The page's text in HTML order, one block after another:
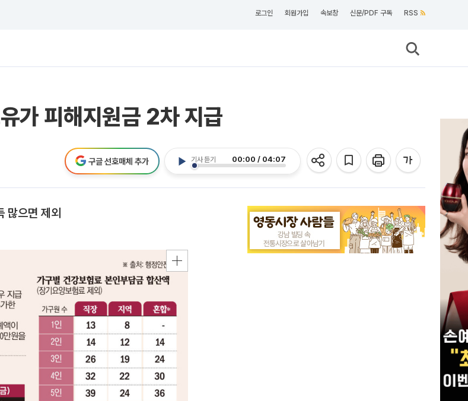
로그인 회원가입 속보창 신문/PDF 구독 RSS
가 피해지원금 2차 지급
기사 듣기 00:00 / 04:07
구글 선호매체 추가
많으면 제외